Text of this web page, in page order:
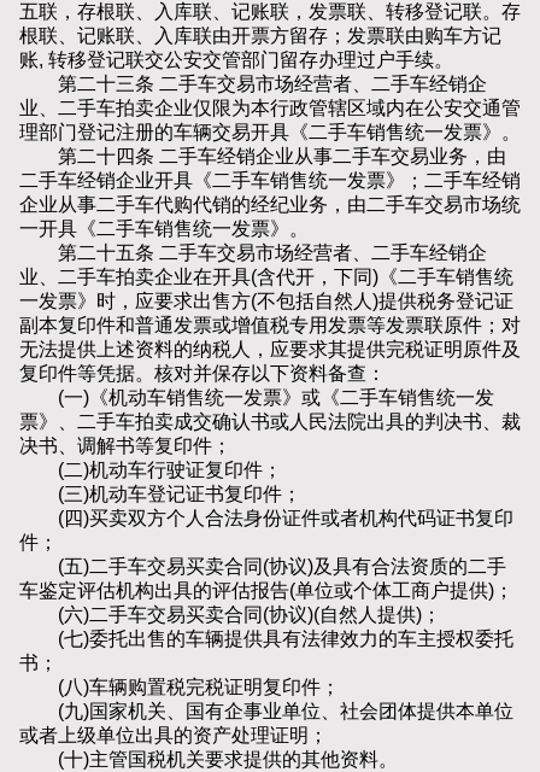
五联，存根联、入库联、记账联，发票联、转移登记联。存
根联、记账联、入库联由开票方留存；发票联由购车方记
账, 转移登记联交公安交管部门留存办理过户手续。
第二十三条 二手车交易市场经营者、二手车经销企
业、二手车拍卖企业仅限为本行政管辖区域内在公安交通管
理部门登记注册的车辆交易开具《二手车销售统一发票》。
第二十四条 二手车经销企业从事二手车交易业务，由
二手车经销企业开具《二手车销售统一发票》；二手车经销
企业从事二手车代购代销的经纪业务，由二手车交易市场统
一开具《二手车销售统一发票》。
第二十五条 二手车交易市场经营者、二手车经销企
业、二手车拍卖企业在开具(含代开，下同)《二手车销售统
一发票》时，应要求出售方(不包括自然人)提供税务登记证
副本复印件和普通发票或增值税专用发票等发票联原件；对
无法提供上述资料的纳税人，应要求其提供完税证明原件及
复印件等凭据。核对并保存以下资料备查：
(一)《机动车销售统一发票》或《二手车销售统一发
票》、二手车拍卖成交确认书或人民法院出具的判决书、裁
决书、调解书等复印件；
(二)机动车行驶证复印件；
(三)机动车登记证书复印件；
(四)买卖双方个人合法身份证件或者机构代码证书复印
件；
(五)二手车交易买卖合同(协议)及具有合法资质的二手
车鉴定评估机构出具的评估报告(单位或个体工商户提供)；
(六)二手车交易买卖合同(协议)(自然人提供)；
(七)委托出售的车辆提供具有法律效力的车主授权委托
书；
(八)车辆购置税完税证明复印件；
(九)国家机关、国有企事业单位、社会团体提供本单位
或者上级单位出具的资产处理证明；
(十)主管国税机关要求提供的其他资料。